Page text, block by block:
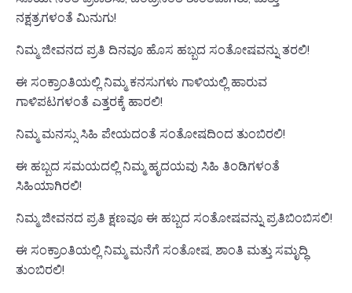
ನಕ್ಷತ್ರಗಳಂತೆ ಮಿನುಗು!
ನಿಮ್ಮ ಜೀವನದ ಪ್ರತಿ ದಿನವೂ ಹೊಸ ಹಬ್ಬದ ಸಂತೋಷವನ್ನು ತರಲಿ!
ಈ ಸಂಕ್ರಾಂತಿಯಲ್ಲಿ ನಿಮ್ಮ ಕನಸುಗಳು ಗಾಳಿಯಲ್ಲಿ ಹಾರುವ
ಗಾಳಿಪಟಗಳಂತೆ ಎತ್ತರಕ್ಕೆ ಹಾರಲಿ!
ನಿಮ್ಮ ಮನಸ್ಸು ಸಿಹಿ ಪೇಯದಂತೆ ಸಂತೋಷದಿಂದ ತುಂಬಿರಲಿ!
ಈ ಹಬ್ಬದ ಸಮಯದಲ್ಲಿ ನಿಮ್ಮ ಹೃದಯವು ಸಿಹಿ ತಿಂಡಿಗಳಂತೆ
ಸಿಹಿಯಾಗಿರಲಿ!
ನಿಮ್ಮ ಜೀವನದ ಪ್ರತಿ ಕ್ಷಣವೂ ಈ ಹಬ್ಬದ ಸಂತೋಷವನ್ನು ಪ್ರತಿಬಿಂಬಿಸಲಿ!
ಈ ಸಂಕ್ರಾಂತಿಯಲ್ಲಿ ನಿಮ್ಮ ಮನೆಗೆ ಸಂತೋಷ, ಶಾಂತಿ ಮತ್ತು ಸಮೃದ್ಧಿ
ತುಂಬಿರಲಿ!